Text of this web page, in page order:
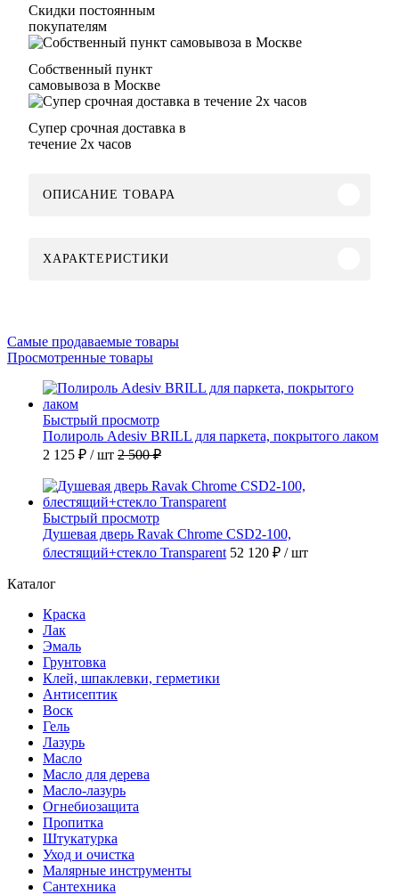
Скидки постоянным
покупателям
Собственный пункт
самовывоза в Москве
Супер срочная доставка в
течение 2х часов
ОПИСАНИЕ ТОВАРА
ХАРАКТЕРИСТИКИ
Самые продаваемые товары
Просмотренные товары
Быстрый просмотр
Полироль Adesiv BRILL для паркета, покрытого лаком
2 125 ₽ / шт 2 500 ₽
Быстрый просмотр
Душевая дверь Ravak Chrome CSD2-100,
блестящий+стекло Transparent 52 120 ₽ / шт
Каталог
Краска
Лак
Эмаль
Грунтовка
Клей, шпаклевки, герметики
Антисептик
Воск
Гель
Лазурь
Масло
Масло для дерева
Масло-лазурь
Огнебиозащита
Пропитка
Штукатурка
Уход и очистка
Малярные инструменты
Сантехника